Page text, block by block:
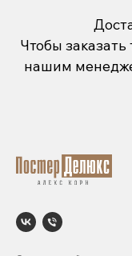
Чтобы
нашим